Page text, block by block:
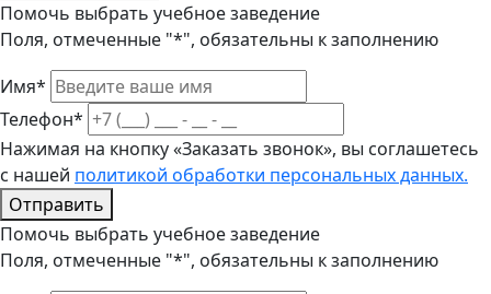
Помочь выбрать учебное заведение
Поля, отмеченные "*", обязательны к заполнению
Имя*
Телефон*
Нажимая на кнопку «Заказать звонок», вы соглашетесь
с нашей политикой обработки персональных данных.
Отправить
Помочь выбрать учебное заведение
Поля, отмеченные "*", обязательны к заполнению